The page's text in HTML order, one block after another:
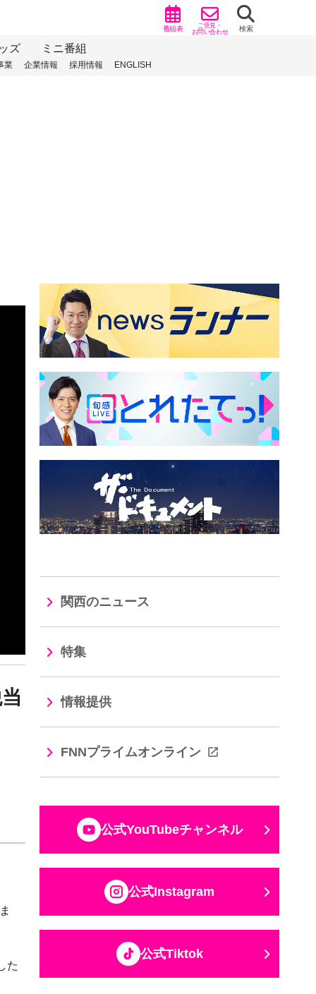
番組表 ご意見・
お問い合わせ 検索
ズ ミニ番組
業 企業情報 採用情報 ENGLISH
た
関西のニュース
特集
情報提供
FNNプライムオンライン
公式YouTubeチャンネル
公式Instagram
公式Tiktok